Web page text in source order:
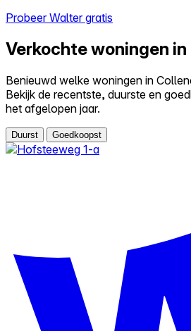
Probeer Walter gratis
Verkochte woningen
Benieuwd welke woningen in
Bekijk de recentste, duurste en
het afgelopen jaar.
Duurst Goedkoopst